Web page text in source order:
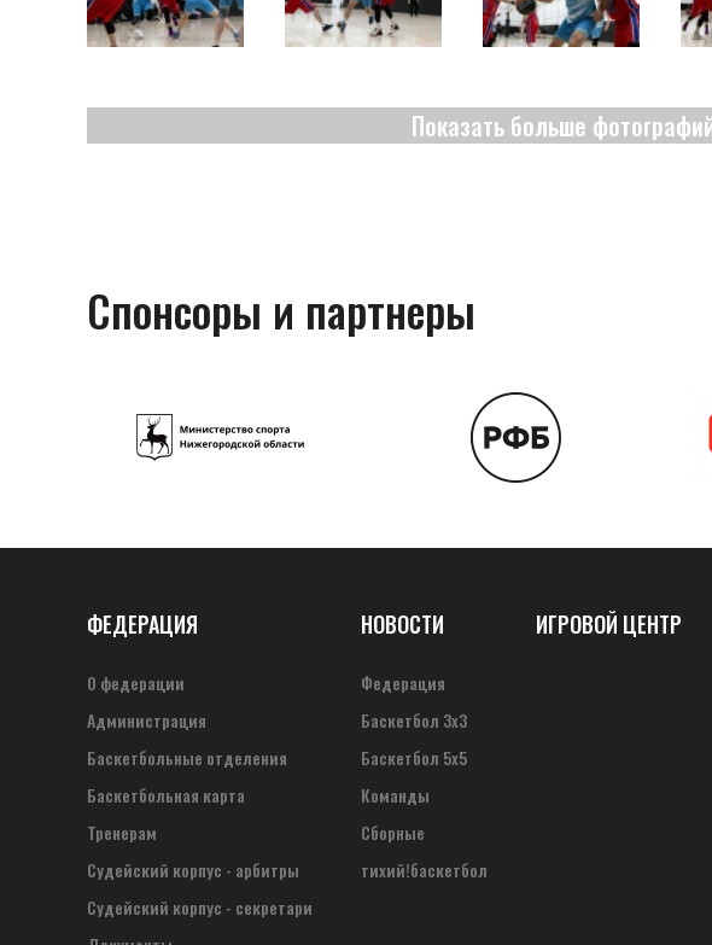
Показать больше
Спонсоры и партнеры
ФЕДЕРАЦИЯ
О федерации
Администрация
Баскетбольные отделения
Баскетбольная карта
Тренерам
Судейский корпус - арбитры
Судейский корпус - секретари
НОВОСТИ
Федерация
Баскетбол 3х3
Баскетбол 5х5
Команды
Сборные
тихий!баскетбол
ИГРОВОЙ ЦЕНТР